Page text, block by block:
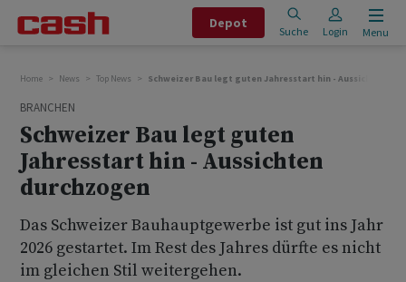
Depot
Suche Login Menu
Home News Top News Schweizer Bau legt guten Jahresstart hin - Aussichten
BRANCHEN
Schweizer Bau legt guten
Jahresstart hin - Aussichten
durchzogen
Das Schweizer Bauhauptgewerbe ist gut ins Jahr
2026 gestartet. Im Rest des Jahres dürfte es nicht
im gleichen Stil weitergehen.